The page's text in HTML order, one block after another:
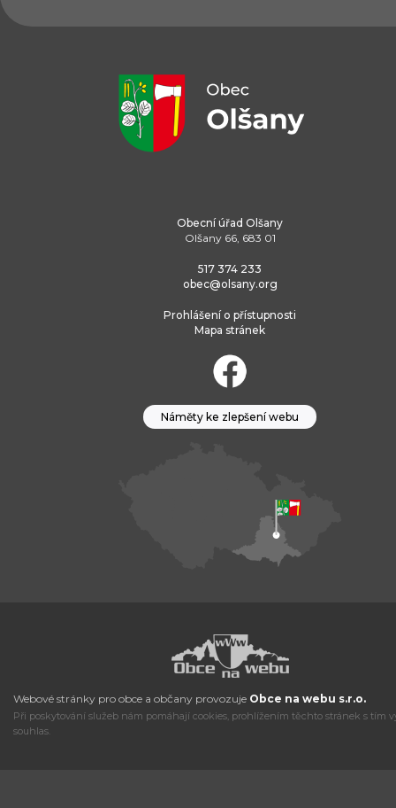
Obecní úřad Olšany
Olšany 66, 683 01
517 374 233
obec@olsany.org
Prohlášení o přístupnosti
Mapa stránek
Náměty ke zlepšení webu
Webové stránky pro obce a občany provozuje Obce na webu s.r.o.
Při poskytování služeb nám pomáhají cookies, prohlížením těchto stránek s tím
souhlas.